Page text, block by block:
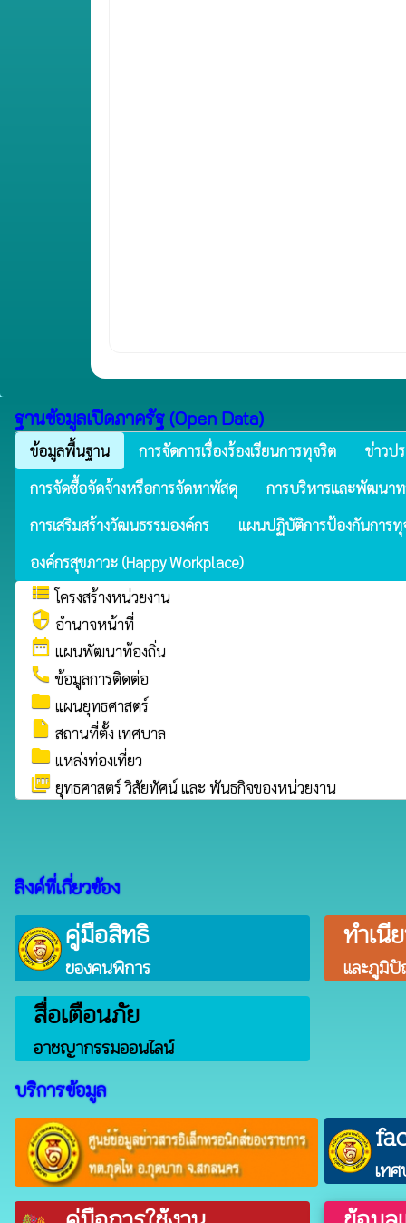
ฐานข้อมูลเปิดภาครัฐ (Open Data)
ข้อมูลพื้นฐาน การจัดการเรื่องร้องเรียนการทุจริต
ข่าวป
การจัดซื้อจัดจ้างหรือการจัดหาพัสดุ
การบริหารและพัฒนา
การเสริมสร้างวัฒนธรรมองค์กร
แผนปฏิบัติการป้องกันการทุ
องค์กรสุขภาวะ (Happy Workplace)
view_list โครงสร้างหน่วยงาน
security อำนาจหน้าที่
date_range แผนพัฒนาท้องถิ่น
call ข้อมูลการติดต่อ
folder แผนยุทธศาสตร์
insert_drive_file สถานที่ตั้ง เทศบาล
folder แหล่งท่องเที่ยว
picture_as_pdf ยุทธศาสตร์ วิสัยทัศน์ และ พันธกิจของหน่วยงาน
ลิงค์ที่เกี่ยวข้อง
คู่มือสิทธิ
ของคนพิการ
ทำเ
และภูมิ
สื่อเตือนภัย
อาชญากรรมออนไลน์
บริการข้อมูล
เท